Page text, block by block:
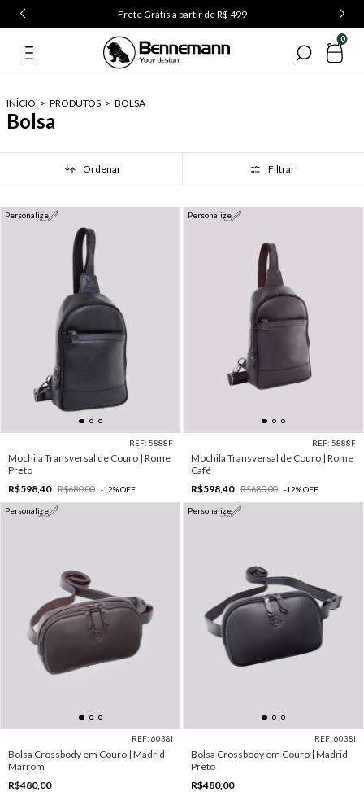
Use o cupom PRIMEIRA5 na primeira compra
0
INÍCIO > PRODUTOS > BOLSA
Bolsa
Ordenar Filtrar
Personalize
REF: 5888F
Mochila Transversal de Couro | Rome
Preto
R$598,40
R$680,00 -12%OFF
Personalize
REF: 5888F
Mochila Transversal de Couro | Rome
Café
R$598,40
R$680,00 -12%OFF
Personalize
REF: 6038I
Bolsa Crossbody em Couro | Madrid
Marrom
R$480,00
Personalize
REF: 6038I
Bolsa Crossbody em Couro | Madrid
Preto
R$480,00